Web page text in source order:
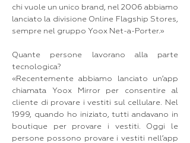
chi vuole un unico brand, nel 2006 abbiamo
lanciato la divisione Online Flagship Stores,
sempre nel gruppo Yoox Net-a-Porter.»
Quante persone lavorano alla parte
tecnologica?
«Recentemente abbiamo lanciato un’app
chiamata Yoox Mirror per consentire al
cliente di provare i vestiti sul cellulare. Nel
1999, quando ho iniziato, tutti andavano in
boutique per provare i vestiti. Oggi le
persone possono provare i vestiti nell’app